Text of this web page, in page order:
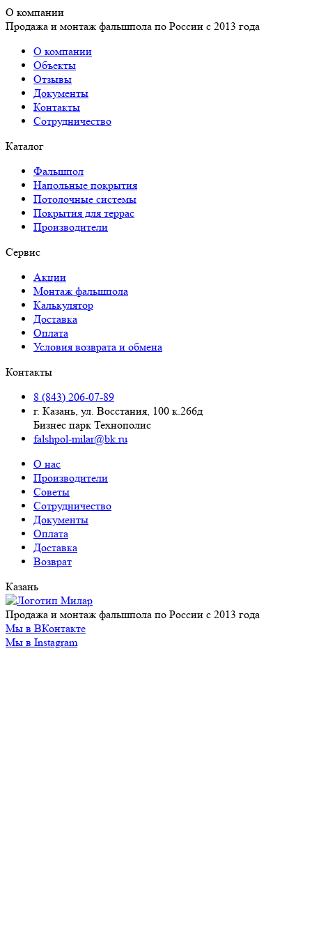
О компании
Продажа и монтаж фальшпола по России с 2013 года
О компании
Объекты
Отзывы
Документы
Контакты
Сотрудничество
Каталог
Фальшпол
Напольные покрытия
Потолочные системы
Покрытия для террас
Производители
Сервис
Акции
Монтаж фальшпола
Калькулятор
Доставка
Оплата
Условия возврата и обмена
Контакты
8 (843) 206-07-89
г. Казань, ул. Восстания, 100 к.266д
Бизнес парк Технополис
falshpol-milar@bk.ru
О нас
Производители
Советы
Сотрудничество
Документы
Оплата
Доставка
Возврат
Казань
Продажа и монтаж фальшпола по России с 2013 года
Мы в ВКонтакте
Мы в Instagram